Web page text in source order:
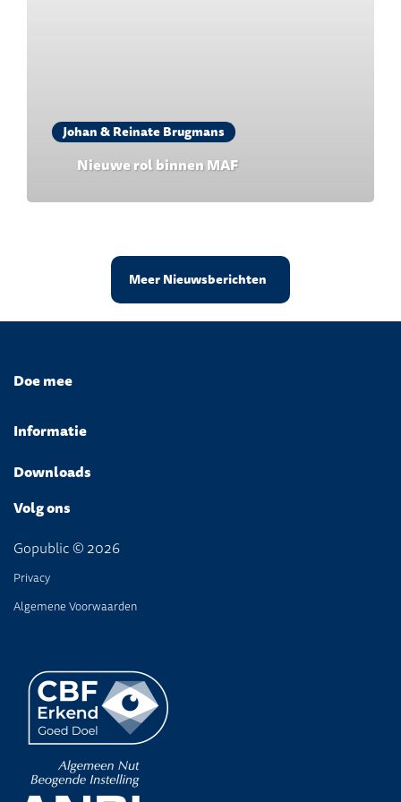
Johan & Reinate Brugmans
Nieuwe rol binnen MAF
Meer Nieuwsberichten
Doe mee
Informatie
Downloads
Volg ons
Gopublic © 2026
Privacy
Algemene Voorwaarden